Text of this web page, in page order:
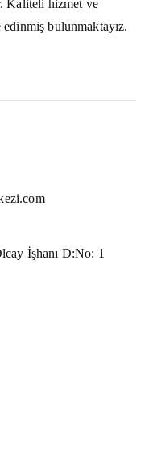
Kaliteli hizmet ve
bulunmaktayız.
İşhanı D:No: 1